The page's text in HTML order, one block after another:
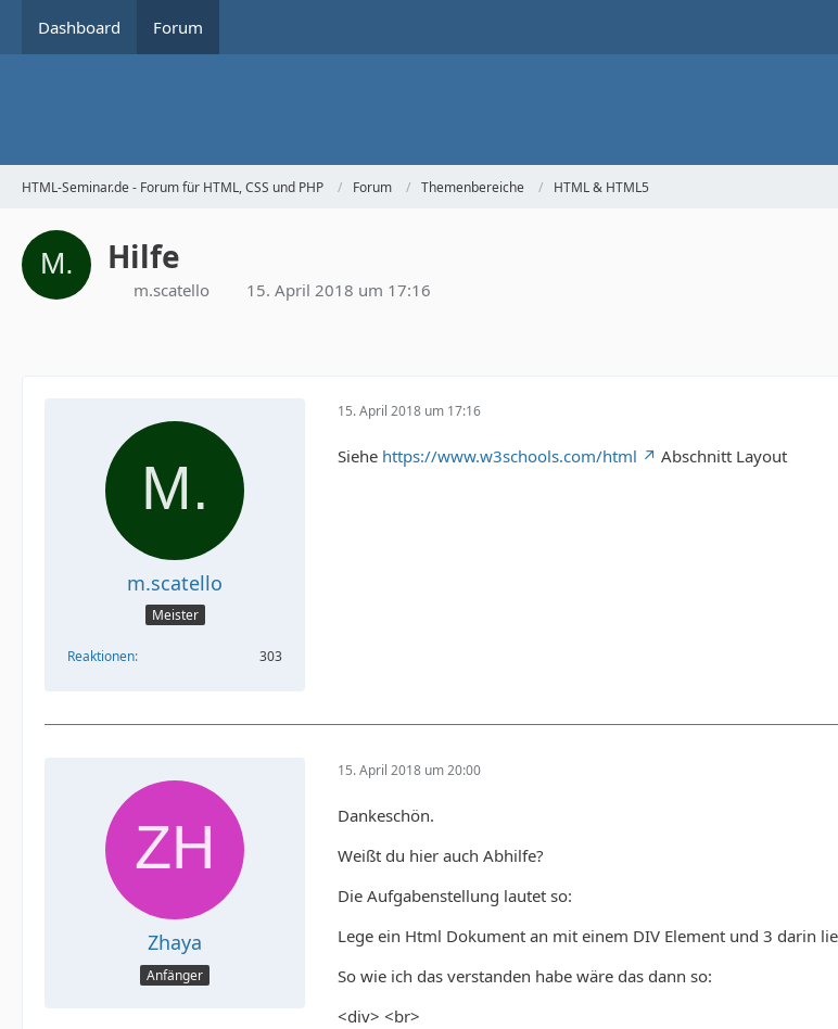
Dashboard Forum
HTML-Seminar.de - Forum für HTML, CSS und PHP Forum Themenbereiche HTML & HTML5
Hilfe
m.scatello 15. April 2018 um 17:16
m.scatello
Meister
Reaktionen 303
15. April 2018 um 17:16
Siehe https://www.w3schools.com/html Abschnitt Layout
Zhaya
Anfänger
15. April 2018 um 20:00
Dankeschön.
Weißt du hier auch Abhilfe?
Die Aufgabenstellung lautet so:
Lege ein Html Dokument an mit einem DIV Element und 3 darin
So wie ich das verstanden habe wäre das dann so:
<div> <br>